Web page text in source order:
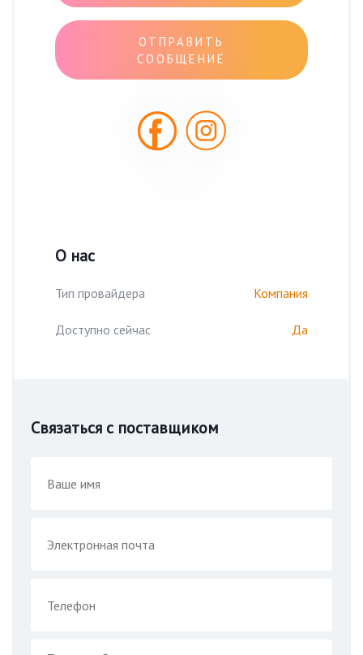
ОТПРАВИТЬ
СООБЩЕНИЕ
О нас
Тип провайдера Компания
Доступно сейчас Да
Связаться с поставщиком